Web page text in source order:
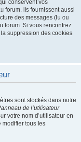
conservent vos
forum. Ils fournissent aussi
des messages (lu ou
forum. Si vous rencontrez
suppression des cookies
sont stockés dans notre
de l’utilisateur
votre nom d’utilisateur en
modifier tous les